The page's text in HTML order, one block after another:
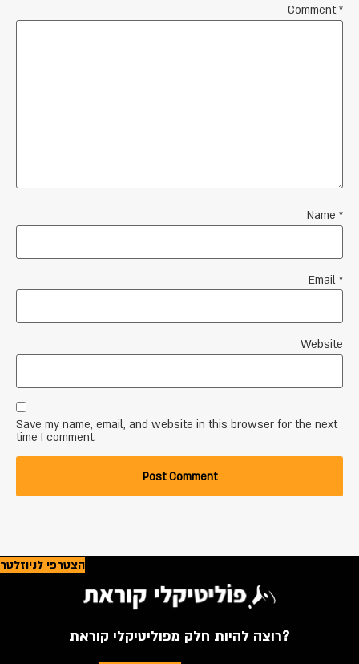
Comment*
Name *
Email *
Website
Save my name, email, and website in this browser for the next
time I comment.
הצטרפי לניוזלטר
רוצה להיות חלק מפוליטיקלי קוראת?